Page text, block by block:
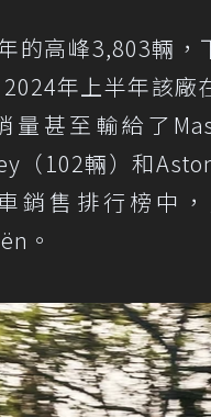
的高峰3,803輛，
年上半年該
量甚至輸給了
（102輛）和
銷售排行榜中
。